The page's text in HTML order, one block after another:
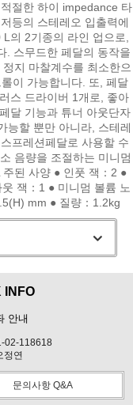
절한 하이 impedance 타
등의 스테레오 입출력에
의 2기종의 라인 업으로,
. 스무드한 페달의 동작을
지 마찰계수를 최소한으
이 가능합니다. 또, 페달
스 드라이버 1개로, 좋아
달 기능과 튜너 아웃단자
능할 뿐만 아니라, 스테레
프레션페달로 사용할 수
음량을 조절하는 미니멈
된 사양 ● 인풋 잭：2 ●
잭：1 ● 미니멈 볼륨 노
mm ● 질량：1.2kg
INFO
안내
02-118618
정연
문의사항 Q&A